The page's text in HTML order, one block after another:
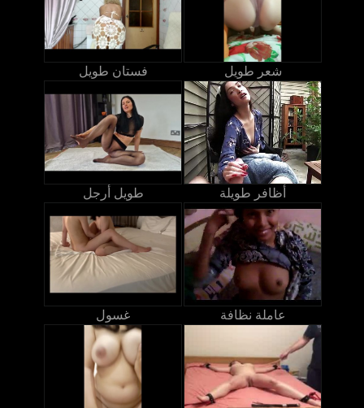
فستان طويل شعر طويل
طويل أرجل أظافر طويلة
غسول عاملة نظافة